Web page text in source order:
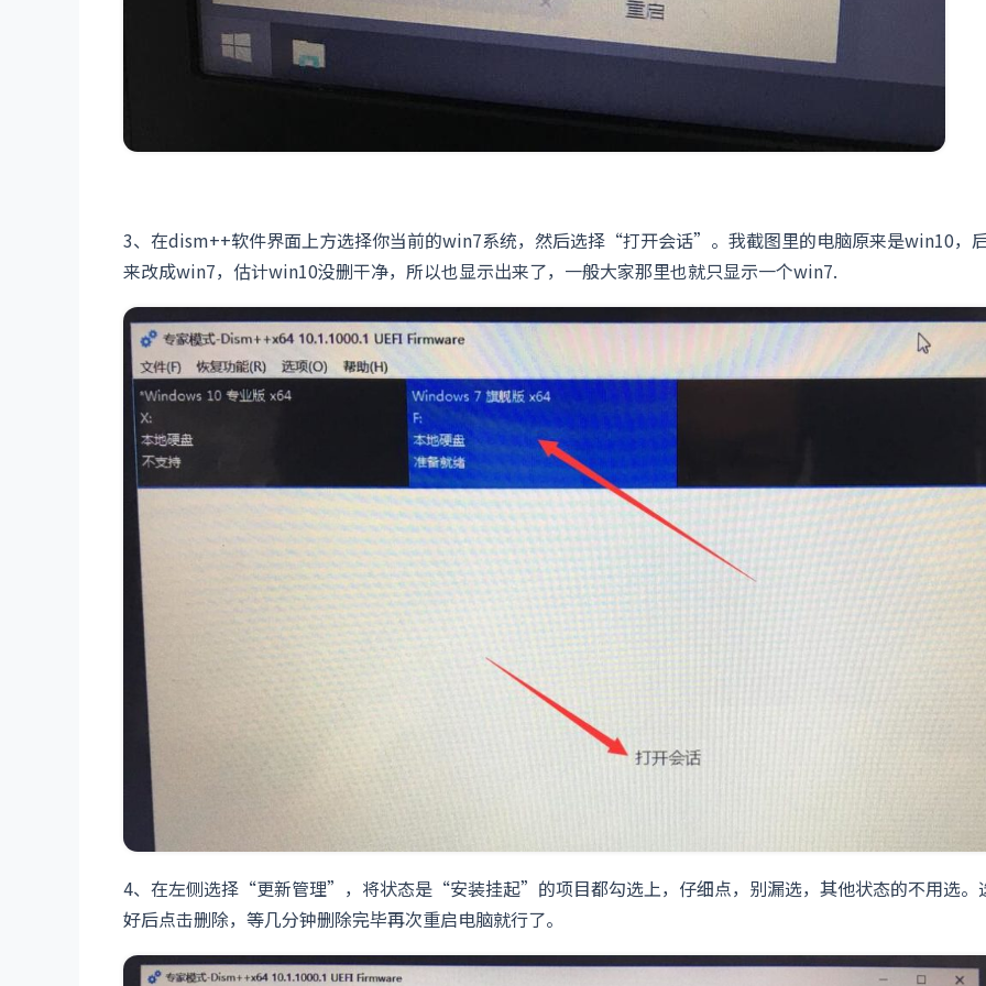
3、在dism++软件界面上方选择你当前的win7系统，然后选择“打开会话”。我截图里的电脑原来是win10，
来改成win7，估计win10没删干净，所以也显示出来了，一般大家那里也就只显示一个win7.
4、在左侧选择“更新管理”，将状态是“安装挂起”的项目都勾选上，仔细点，别漏选，其他状态的不用选。
好后点击删除，等几分钟删除完毕再次重启电脑就行了。